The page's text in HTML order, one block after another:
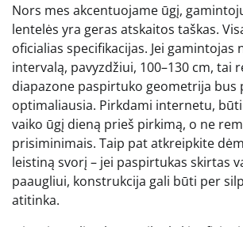
Nors mes akcentuojame ūgį,
lentelės yra geras atskaitos taškas.
oficialias specifikacijas. Jei gamintojas
intervalą, pavyzdžiui, 100–130 cm, tai
diapazone paspirtuko geometrija bus
optimaliausia. Pirkdami internetu,
vaiko ūgį dieną prieš pirkimą, o ne
prisiminimais. Taip pat atkreipkite
leistiną svorį – jei paspirtukas skirtas
paaugliui, konstrukcija gali būti per
atitinka.